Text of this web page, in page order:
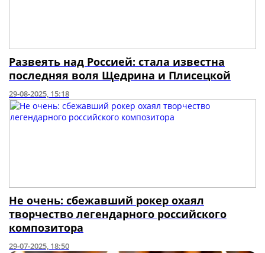
Развеять над Россией: стала известна
последняя воля Щедрина и Плисецкой
29-08-2025, 15:18
Не очень: сбежавший рокер охаял
творчество легендарного российского
композитора
29-07-2025, 18:50